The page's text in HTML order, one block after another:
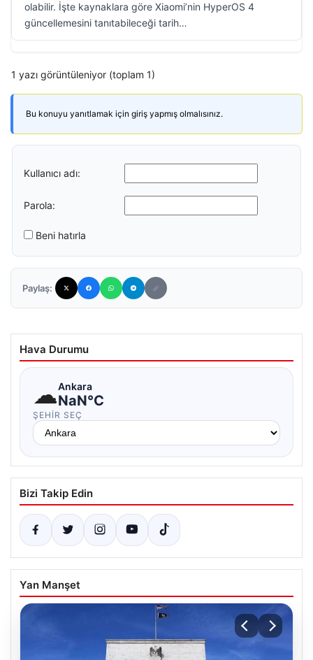
olabilir. İşte kaynaklara göre Xiaomi’nin HyperOS 4
güncellemesini tanıtabileceği tarih…
1 yazı görüntüleniyor (toplam 1)
Bu konuyu yanıtlamak için giriş yapmış olmalısınız.
Kullanıcı adı:
Parola:
Beni hatırla
Paylaş:
Hava Durumu
☁Ankara
NaN°C
ŞEHIR SEÇ
Bizi Takip Edin
Yan Manşet